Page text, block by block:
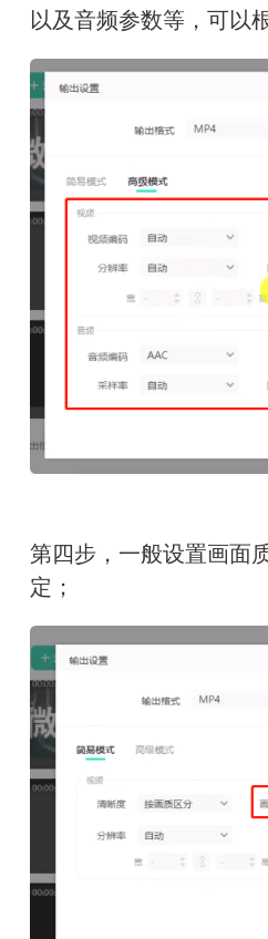
以及音频参数等，可以
第四步，一般设置画面
定；